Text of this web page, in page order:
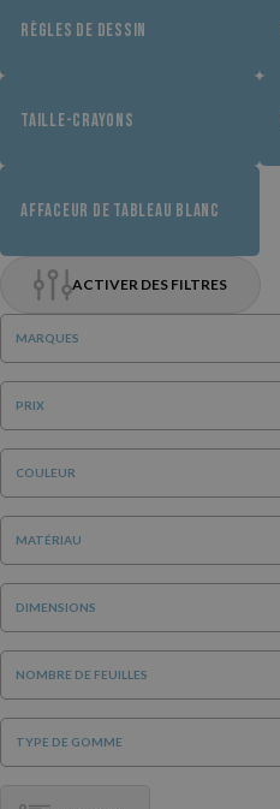
RÈGLES DE DESSIN
TAILLE-CRAYONS
AFFACEUR DE TABLEAU BLANC
ACTIVER DES FILTRES
MARQUES
PRIX
COULEUR
MATÉRIAU
DIMENSIONS
NOMBRE DE FEUILLES
TYPE DE GOMME